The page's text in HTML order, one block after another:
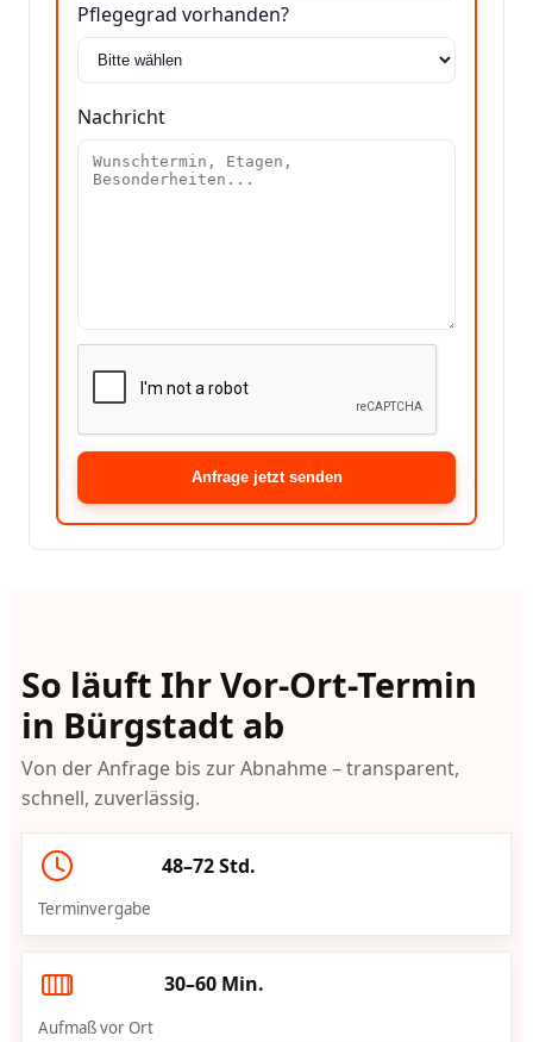
Pflegegrad vorhanden?
Nachricht
Anfrage jetzt senden
So läuft Ihr Vor-Ort-Termin
in Bürgstadt ab
Von der Anfrage bis zur Abnahme – transparent,
schnell, zuverlässig.
48–72 Std.
Terminvergabe
30–60 Min.
Aufmaß vor Ort